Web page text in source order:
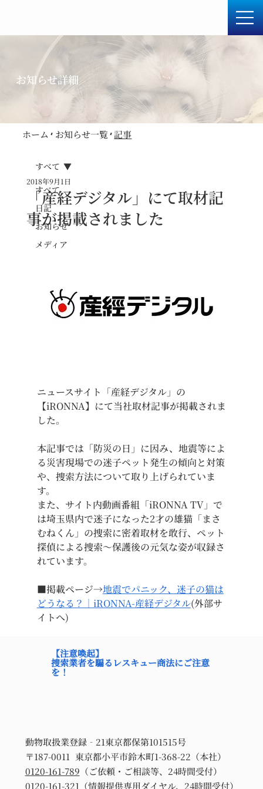
お知らせ詳細
ホーム ​お知らせ一覧 ​記事
すべて
日記
お知らせ
メディア
すべて
「産経デジタル」にて取材記
事が掲載されました
2018年9月1日
ニュースサイト「産経デジタル」の
【iRONNA】にて当社取材記事が掲載されま
した。
本記事では「防災の日」に因み、地震等によ
る災害現場での迷子ペット発生の傾向と対策
や、捜索方法について取り上げられていま
す。
また、サイト内動画番組「iRONNA TV」で
は埼玉県内で迷子になった2才の雄猫「まさ
むねくん」の捜索に密着取材を敢行、ペット
探偵による捜索～保護後の元気な姿が収録さ
れています。
■掲載ページ→地震でパニック、迷子の猫は
どうなる？｜iRONNA-産経デジタル(外部サ
イトへ)
【注意喚起】
捜索業者を騙るレスキュー商法にご注意
を！
動物取扱業登録‐21東京都保第101515号
〒187-0011 東京都小平市鈴木町1-368-22（本社）
0120-161-789 （ご依頼・ご相談等、24時間受付）
0120-161-321 （情報提供専用ダイヤル、24時間受付）